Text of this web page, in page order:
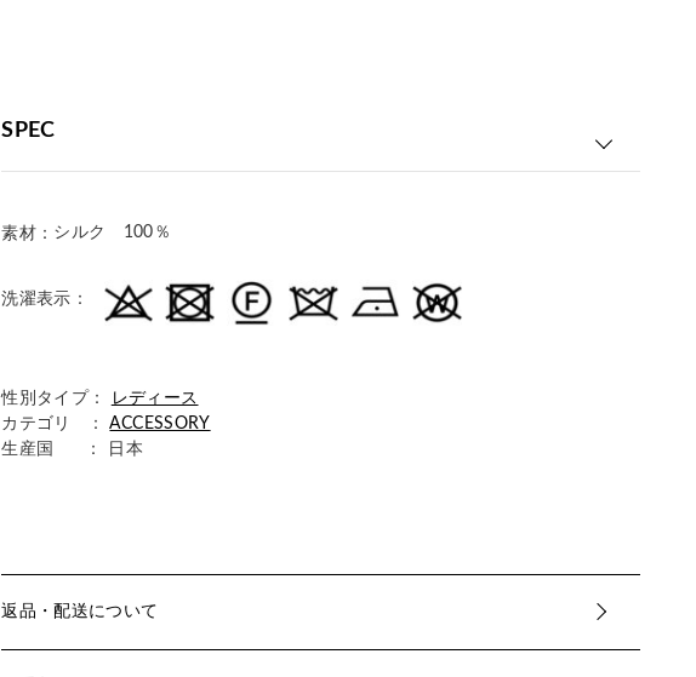
SPEC
素材： シルク 100％
洗濯表示：
性別タイプ：
レディース
カテゴリ ：ACCESSORY
生産国
： 日本
返品・配送について